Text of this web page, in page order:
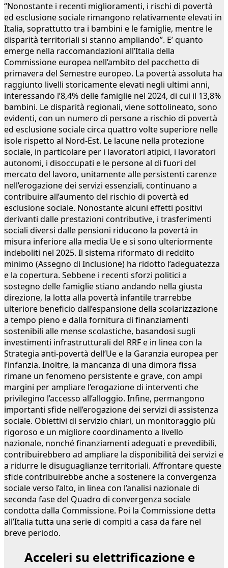
“Nonostante i recenti miglioramenti, i rischi di povertà
ed esclusione sociale rimangono relativamente elevati in
Italia, soprattutto tra i bambini e le famiglie, mentre le
disparità territoriali si stanno ampliando”. E’ quanto
emerge nella raccomandazioni all’Italia della
Commissione europea nell’ambito del pacchetto di
primavera del Semestre europeo. La povertà assoluta ha
raggiunto livelli storicamente elevati negli ultimi anni,
interessando l’8,4% delle famiglie nel 2024, di cui il 13,8%
bambini. Le disparità regionali, viene sottolineato, sono
evidenti, con un numero di persone a rischio di povertà
ed esclusione sociale circa quattro volte superiore nelle
isole rispetto al Nord-Est. Le lacune nella protezione
sociale, in particolare per i lavoratori atipici, i lavoratori
autonomi, i disoccupati e le persone al di fuori del
mercato del lavoro, unitamente alle persistenti carenze
nell’erogazione dei servizi essenziali, continuano a
contribuire all’aumento del rischio di povertà ed
esclusione sociale. Nonostante alcuni effetti positivi
derivanti dalle prestazioni contributive, i trasferimenti
sociali diversi dalle pensioni riducono la povertà in
misura inferiore alla media Ue e si sono ulteriormente
indeboliti nel 2025. Il sistema riformato di reddito
minimo (Assegno di Inclusione) ha ridotto l’adeguatezza
e la copertura. Sebbene i recenti sforzi politici a
sostegno delle famiglie stiano andando nella giusta
direzione, la lotta alla povertà infantile trarrebbe
ulteriore beneficio dall’espansione della scolarizzazione
a tempo pieno e dalla fornitura di finanziamenti
sostenibili alle mense scolastiche, basandosi sugli
investimenti infrastrutturali del RRF e in linea con la
Strategia anti-povertà dell’Ue e la Garanzia europea per
l’infanzia. Inoltre, la mancanza di una dimora fissa
rimane un fenomeno persistente e grave, con ampi
margini per ampliare l’erogazione di interventi che
privilegino l’accesso all’alloggio. Infine, permangono
importanti sfide nell’erogazione dei servizi di assistenza
sociale. Obiettivi di servizio chiari, un monitoraggio più
rigoroso e un migliore coordinamento a livello
nazionale, nonché finanziamenti adeguati e prevedibili,
contribuirebbero ad ampliare la disponibilità dei servizi e
a ridurre le disuguaglianze territoriali. Affrontare queste
sfide contribuirebbe anche a sostenere la convergenza
sociale verso l’alto, in linea con l’analisi nazionale di
seconda fase del Quadro di convergenza sociale
condotta dalla Commissione. Poi la Commissione detta
all’Italia tutta una serie di compiti a casa da fare nel
breve periodo.
Acceleri su elettrificazione e